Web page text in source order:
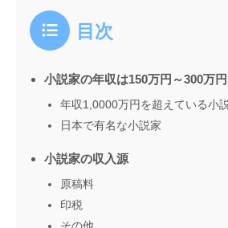
目次
小説家の年収は150万円～300万円
年収1,0000万円を超えている小
日本で有名な小説家
小説家の収入源
原稿料
印税